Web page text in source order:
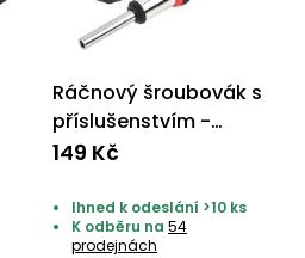
Ráčnový šroubovák s
příslušenstvím -
702461
149 Kč
Ihned k odeslání >10 ks
K odběru na 54
prodejnách